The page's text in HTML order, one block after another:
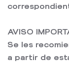
AVISO
Se les
a partir de